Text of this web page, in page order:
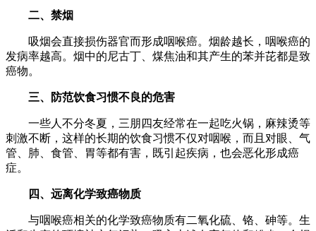
二、禁烟
吸烟会直接损伤器官而形成咽喉癌。烟龄越长，咽喉癌的
发病率越高。烟中的尼古丁、煤焦油和其产生的苯并芘都是致
癌物。
三、防范饮食习惯不良的危害
一些人不分冬夏，三朋四友经常在一起吃火锅，麻辣烫等
刺激不断，这样的长期的饮食习惯不仅对咽喉，而且对眼、气
管、肺、食管、胃等都有害，既引起疾病，也会恶化形成癌
症。
四、远离化学致癌物质
与咽喉癌相关的化学致癌物质有二氧化硫、铬、砷等。生